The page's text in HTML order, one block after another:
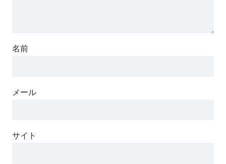
名前
メール
サイト